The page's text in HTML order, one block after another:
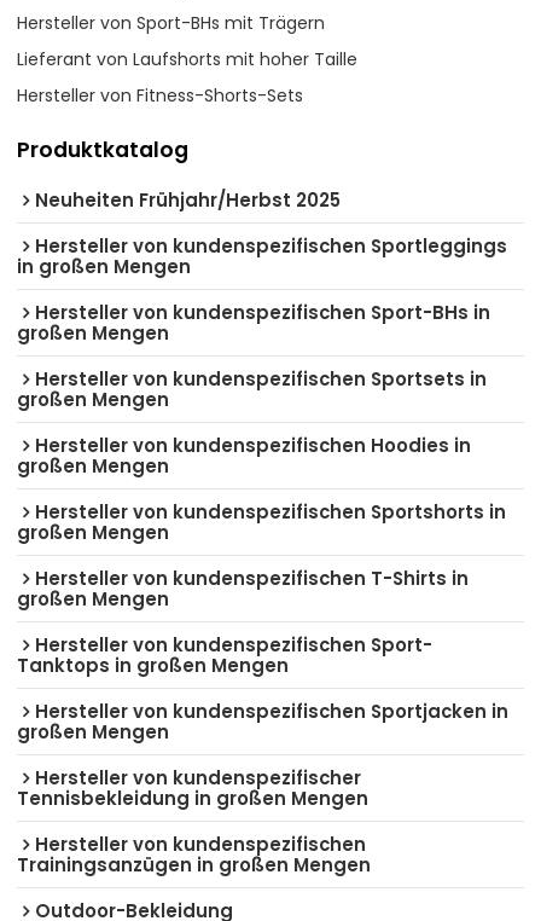
Hersteller von Sport-BHs mit Trägern
Lieferant von Laufshorts mit hoher Taille
Hersteller von Fitness-Shorts-Sets
Produktkatalog
Neuheiten Frühjahr/Herbst 2025
Hersteller von kundenspezifischen Sportleggings
in großen Mengen
Hersteller von kundenspezifischen Sport-BHs in
großen Mengen
Hersteller von kundenspezifischen Sportsets in
großen Mengen
Hersteller von kundenspezifischen Hoodies in
großen Mengen
Hersteller von kundenspezifischen Sportshorts in
großen Mengen
Hersteller von kundenspezifischen T-Shirts in
großen Mengen
Hersteller von kundenspezifischen Sport-
Tanktops in großen Mengen
Hersteller von kundenspezifischen Sportjacken in
großen Mengen
Hersteller von kundenspezifischer
Tennisbekleidung in großen Mengen
Hersteller von kundenspezifischen
Trainingsanzügen in großen Mengen
Outdoor-Bekleidung